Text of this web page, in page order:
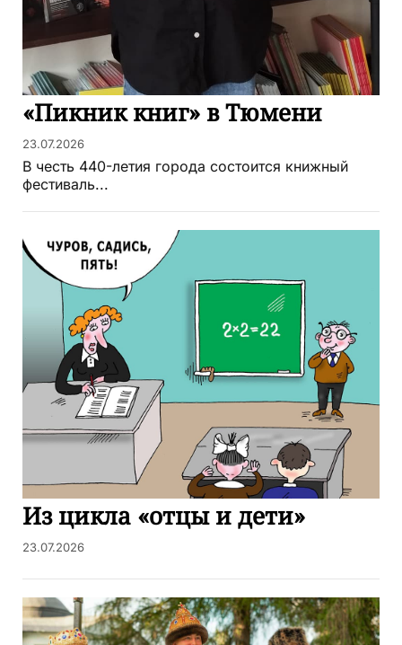
«Пикник книг» в Тюмени
23.07.2026
В честь 440-летия города состоится книжный
фестиваль...
Из цикла «отцы и дети»
23.07.2026